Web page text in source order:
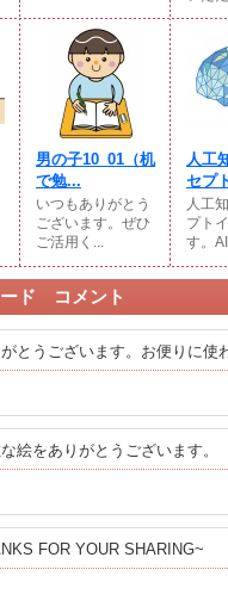
男の子10_01（机
で勉...
いつもありがとう
ございます。ぜひ
ご活用く...
人工
セプ
人工
プト
す。
ド コメント
とうございます。お便りに使
絵をありがとうございます。
FOR YOUR SHARING~